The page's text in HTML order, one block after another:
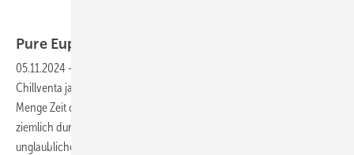
Pure Euphorie
05.11.2024 -
Chillventa ja schon viel früher los. Mit dem Aufbau usw. ging auch eine
Menge Zeit drauf und so manch einer war bereits am ersten Messetag
ziemlich durch. Es ist halt anstrengend. Ich wünschte, Sie hätten das
unglaubliche Chaos in